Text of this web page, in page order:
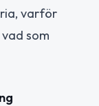
varför
som